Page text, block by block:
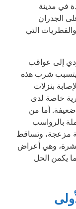
في مدينة
الجدران
التي
إلى عواقب
يتسبب شرب هذه
بنزلات
خاصة لدى
ضعيفة. أما من
بالرواسب
مزعجة، وتساقط
وهي أعراض
يكمن الحل